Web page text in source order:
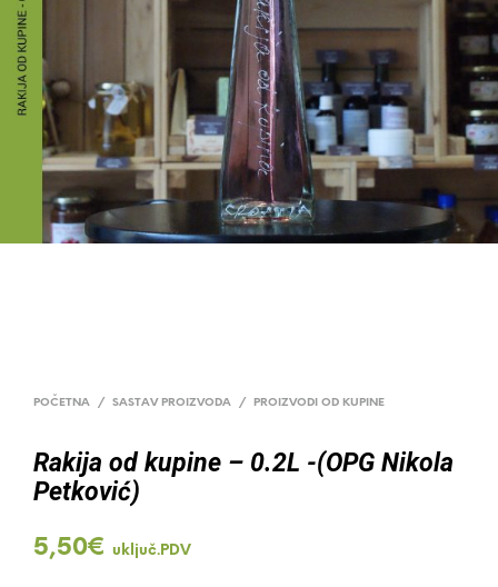
POČETNA / SASTAV PROIZVODA / PROIZVODI OD KUPINE
Rakija od kupine – 0.2L -(OPG Nikola
Petković)
5,50€ uključ.PDV